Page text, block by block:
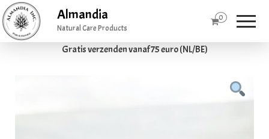
Gratis verzenden vanaf 75 euro (NL/BE)
Almandia
Natural Care Products
0